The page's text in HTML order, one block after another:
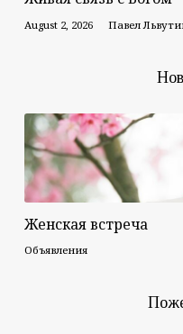
August 2, 2026 Павел
Женская встреча
Объявления